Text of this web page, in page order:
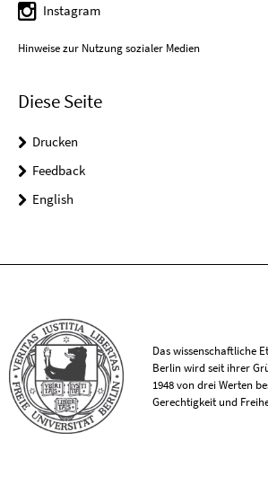
Instagram
Hinweise zur Nutzung sozialer Medien
Diese Seite
Drucken
Feedback
English
Das wissenschaftliche
Berlin wird seit ihrer
1948 von drei Werten
Gerechtigkeit und